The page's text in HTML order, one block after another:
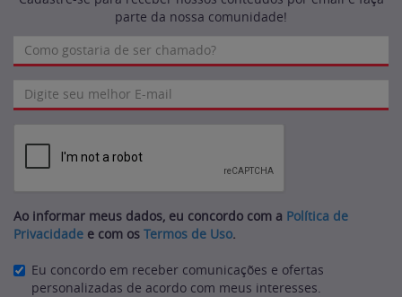
parte da nossa comunidade!
Ao informar meus dados, eu concordo com a Política de
Privacidade e com os Termos de Uso.
Eu concordo em receber comunicações e ofertas
personalizadas de acordo com meus interesses.